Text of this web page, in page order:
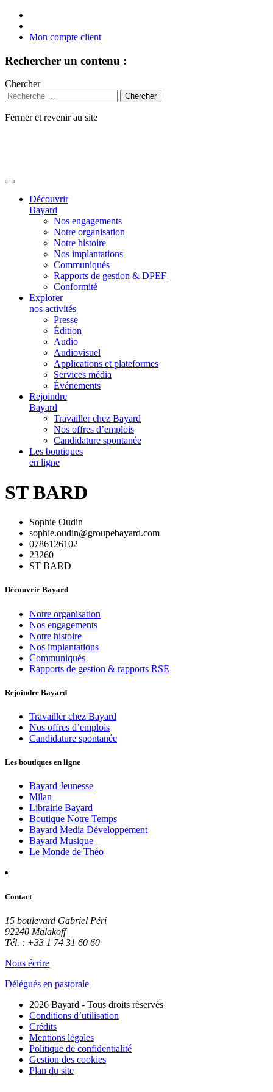
Mon compte client
Rechercher un contenu :
Chercher
Fermer et revenir au site
Découvrir
Bayard
Nos engagements
Notre organisation
Notre histoire
Nos implantations
Communiqués
Rapports de gestion & DPEF
Conformité
Explorer
nos activités
Presse
Édition
Audio
Audiovisuel
Applications et plateformes
Services média
Événements
Rejoindre
Bayard
Travailler chez Bayard
Nos offres d’emplois
Candidature spontanée
Les boutiques
en ligne
ST BARD
Sophie Oudin
sophie.oudin@groupebayard.com
0786126102
23260
ST BARD
Découvrir Bayard
Notre organisation
Nos engagements
Notre histoire
Nos implantations
Communiqués
Rapports de gestion & rapports RSE
Rejoindre Bayard
Travailler chez Bayard
Nos offres d’emplois
Candidature spontanée
Les boutiques en ligne
Bayard Jeunesse
Milan
Librairie Bayard
Boutique Notre Temps
Bayard Media Développement
Bayard Musique
Le Monde de Théo
Contact
15 boulevard Gabriel Péri
92240 Malakoff
Tél. : +33 1 74 31 60 60
Nous écrire
Délégués en pastorale
2026 Bayard - Tous droits réservés
Conditions d’utilisation
Crédits
Mentions légales
Politique de confidentialité
Gestion des cookies
Plan du site